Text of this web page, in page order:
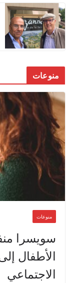
منوعات
منوعات
سويسرا
الأطفال
الاجتماعي